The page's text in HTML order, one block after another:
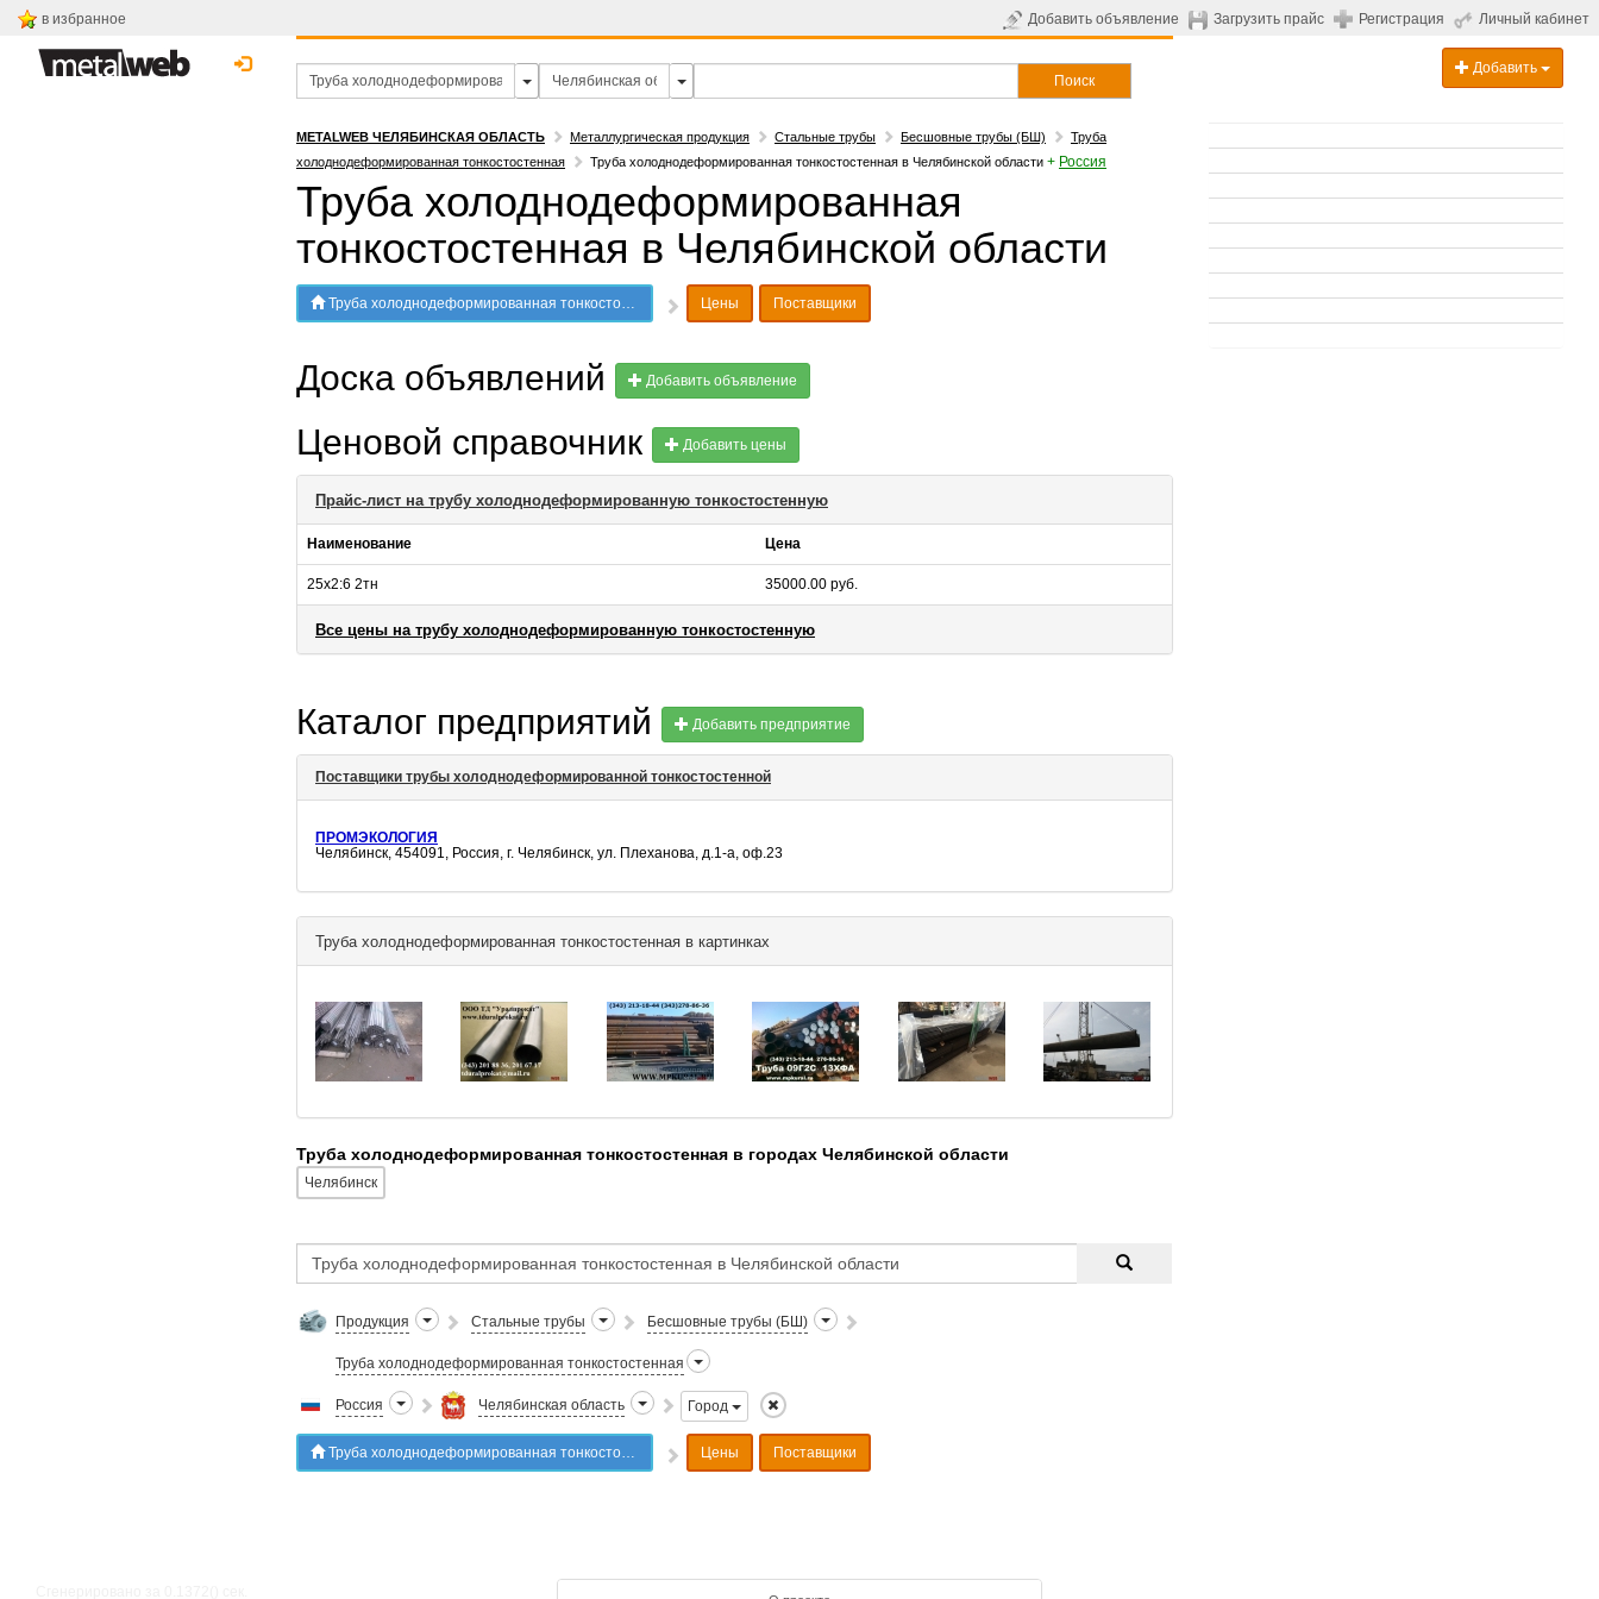
в избранное Добавить объявление Загрузить прайс Регистрация Личный кабинет
Поиск
Добавить
METALWEB ЧЕЛЯБИНСКАЯ ОБЛАСТЬ Металлургическая продукция Стальные трубы Бесшовные трубы (БШ)
Труба
холоднодеформированная тонкостостенная
Труба холоднодеформированная тонкостостенная в Челябинской области + Россия
Труба холоднодеформированная
тонкостостенная в Челябинской области
Труба холоднодеформированная тонкостостенная в Челябинской области Цены Поставщики
Доска объявлений Добавить объявление
Ценовой справочник Добавить цены
Прайс-лист на трубу холоднодеформированную тонкостостенную
Наименование Цена
25х2:6 2тн 35000.00 руб.
Все цены на трубу холоднодеформированную тонкостостенную
Каталог предприятий Добавить предприятие
Поставщики трубы холоднодеформированной тонкостостенной
ПРОМЭКОЛОГИЯ
Челябинск, 454091, Россия, г. Челябинск, ул. Плеханова, д.1-а, оф.23
Труба холоднодеформированная тонкостостенная в картинках
Труба холоднодеформированная тонкостостенная в городах Челябинской области
Челябинск
Продукция Стальные трубы Бесшовные трубы (БШ)
Труба холоднодеформированная тонкостостенная
Россия Челябинская область Город
Труба холоднодеформированная тонкостостенная в Челябинской области Цены Поставщики